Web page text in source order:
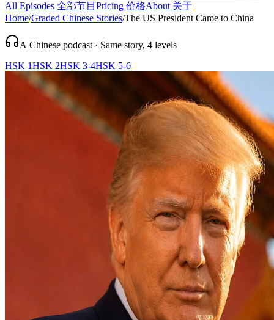
All Episodes 全部节目 Pricing 价格About 关于
Home/Graded Chinese Stories/The US President Came to China
A Chinese podcast · Same story, 4 levels
HSK 1HSK 2HSK 3-4HSK 5-6